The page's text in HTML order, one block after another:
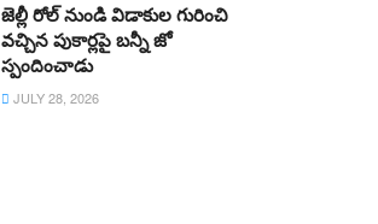
జెల్లీ రోల్ నుండి విడాకుల గురించి
వచ్చిన పుకార్లపై బన్నీ జో
స్పందించాడు
JULY 28, 2026